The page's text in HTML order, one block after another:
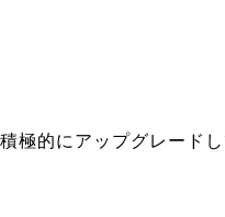
積極的にアップグレードし